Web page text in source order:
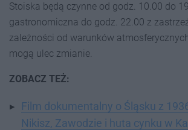
Stoiska będą czynne od godz. 10.00 do
gastronomiczna do godz. 22.00 z
zależności od warunków
mogą ulec zmianie.
ZOBACZ TEŻ:
Film dokumentalny o Śląsku z
Nikisz, Zawodzie i huta cynku w